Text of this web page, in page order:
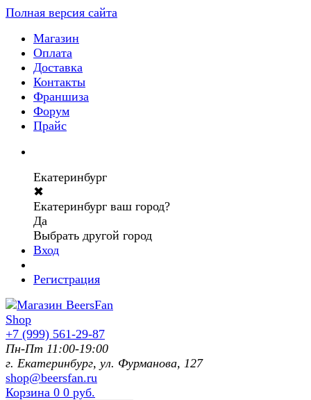
Полная версия сайта
Магазин
Оплата
Доставка
Контакты
Франшиза
Форум
Прайс
Екатеринбург
✖
Екатеринбург ваш город?
Да
Выбрать другой город
Вход
Регистрация
+7 (999) 561-29-87
Пн-Пт 11:00-19:00
г. Екатеринбург, ул. Фурманoва, 127
shop@beersfan.ru
Корзина 0 0 руб.